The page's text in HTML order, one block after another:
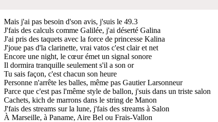
Mais j'ai pas besoin d'son avis, j'suis le 49.3
J'fais des calculs comme Galilée, j'ai déserté Galina
J'ai pris des taquets avec la force de princesse Kalina
J'joue pas d'la clarinette, vrai vatos c'est clair et net
Encore une night, le cœur émet un signal sonore
Il dormira tranquille seulement s'il a son or
Tu sais façon, c'est chacun son heure
Personne n'arrête les balles, même pas Gautier Larsonneur
Parce que c'est pas l'même style de ballon, j'suis dans un triste salon
Cachets, kich de marrons dans le string de Manon
J'fais des streams sur la lune, j'fais des streams à Salon
À Marseille, à Paname, Aire Bel ou Frais-Vallon